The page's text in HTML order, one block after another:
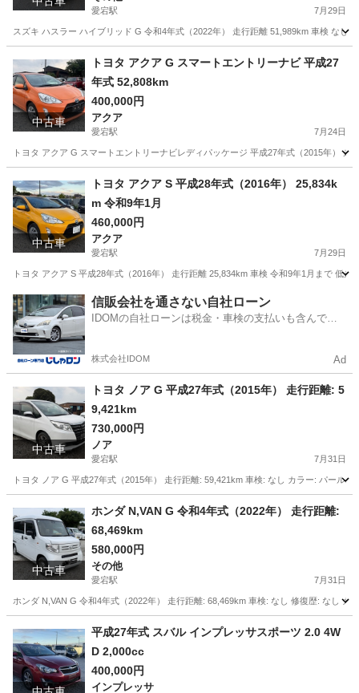
愛宕駅 7月29日
スズキ ハスラー ハイブリッド G 令和4年式（2022年） 走行距離 51,989km 車検 な
愛宕駅 ハスラー
中古車
トヨタ アクア G スマートエントリーナビ 平成27
年式 52,808km
400,000円
アクア
愛宕駅 7月24日
トヨタ アクア G スマートエントリーナビレディパッケージ 平成27年式（2015年）
愛宕駅 走行距離
中古車
トヨタ アクア S 平成28年式（2016年） 25,834k
m 令和9年1月
460,000円
アクア
愛宕駅 7月29日
トヨタ アクア S 平成28年式（2016年） 走行距離 25,834km 車検 令和9年1月まで 低
千葉 野田市 愛宕駅 アクア 走行距離
信販会社を通さない自社ローン
IDOMの自社ローンは税金・車検の支払いも含んでい
株式会社IDOM Ad
中古車
トヨタ ノア G 平成27年式（2015年） 走行距離: 5
9,421km
730,000円
ノア
愛宕駅 7月31日
トヨタ ノア G 平成27年式（2015年） 走行距離: 59,421km 車検: なし カラー: パール
愛宕駅 走行距離
中古車
ホンダ N,VAN G 令和4年式（2022年） 走行距離:
68,469km
580,000円
その他
愛宕駅 7月31日
ホンダ N,VAN G 令和4年式（2022年） 走行距離: 68,469km 車検: なし 修復歴: なし
愛宕駅 その他 VAN
平成27年式 スバル インプレッサスポーツ 2.0 4W
D 2,000cc
400,000円
インプレッサ